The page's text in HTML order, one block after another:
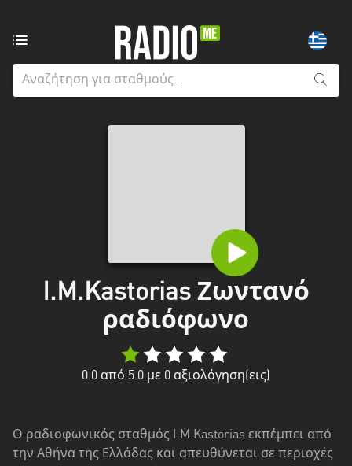
σταθμοί
από:
Θράκη
Μακεδονία
Ήπειρος
I.M.Kastorias Ζωντανό
ραδιόφωνο
0.0 από 5.0 με 0 αξιολόγηση(εις)
Ο ραδιοφωνικός σταθμός I.M.Kastorias εκπέμπει από
την Αθήνα της Ελλάδας και απευθύνεται σε περιοχές